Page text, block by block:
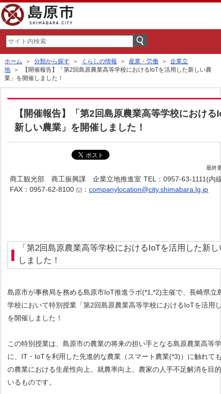
ホーム ＞分類から探す ＞ くらしの情報 ＞ 産業・労働 ＞企業立
地 ＞ 【開催報告】「第2回島原農業高等学校におけるIoTを活用した新しい農
業」を開催しました！
【開催報告】「第2回島原農業高等学校におけ
新しい農業」を開催しました！
最終
商工観光部 商工振興課 企業立地推進室 TEL：0957-63-1111(内
FAX：0957-62-8100
：companylocation@city.shimabara.lg.jp
「第2回島原農業高等学校におけるIoTを活用した新
しました！
島原市が事務局を務める島原市IoT推進ラボ(*1,*2)主催で、長崎県立
学校において特別授業「第2回島原農業高等学校におけるIoTを活用
を開催しました！
この特別授業は、島原市の農業の将来の担い手となる島原農業高等
に、IT・IoTを利用した先進的な農業（スマート農業(*3)）に触れて
の農業における生産性向上、就農率向上、農家の人手不足解消を目
いるものです。